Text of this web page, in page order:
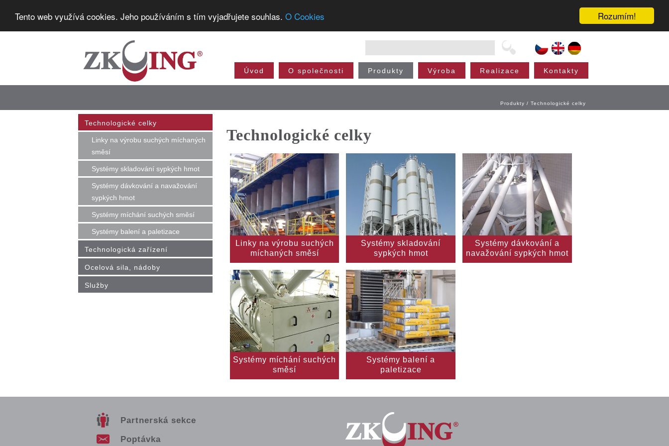
Rozumím!
Tento web využívá cookies. Jeho používáním s tím vyjadřujete souhlas. O Cookies
Úvod O společnosti Produkty Výroba Realizace Kontakty
Technologické celky
Linky na výrobu suchých míchaných
směsí
Systémy skladování sypkých hmot
Systémy dávkování a navažování
sypkých hmot
Systémy míchání suchých směsí
Systémy balení a paletizace
Technologická zařízení
Ocelová sila, nádoby
Služby
Produkty / Technologické celky
Technologické celky
Linky na výrobu suchých
míchaných směsí
Systémy skladování
sypkých hmot
Systémy dávkování a
navažování sypkých hmot
Systémy míchání suchých
směsí
Systémy balení a
paletizace
Partnerská sekce
Poptávka